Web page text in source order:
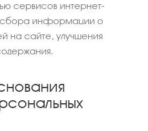
сервисов интернет-
сбора информации о
на сайте, улучшения